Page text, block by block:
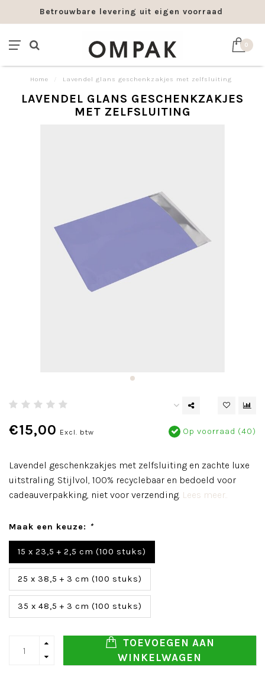
Betrouwbare levering uit eigen voorraad
0
Home Lavendel glans geschenkzakjes met zelfsluiting
LAVENDEL GLANS GESCHENKZAKJES
MET ZELFSLUITING
€15,00 Excl. btw Op voorraad (40)
Lavendel geschenkzakjes met zelfsluiting en zachte luxe
uitstraling. Stijlvol, 100% recyclebaar en bedoeld voor
cadeauverpakking, niet voor verzending. Lees meer..
Maak een keuze: *
15 x 23,5 + 2,5 cm (100 stuks)
25 x 38,5 + 3 cm (100 stuks)
35 x 48,5 + 3 cm (100 stuks)
TOEVOEGEN AAN
WINKELWAGEN